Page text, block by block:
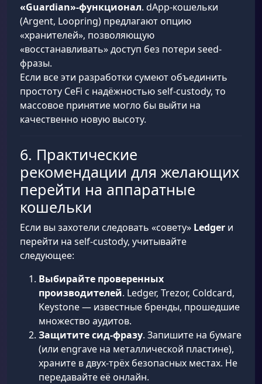
«Guardian»-функционал. dApp-кошельки
(Argent, Loopring) предлагают опцию
«хранителей», позволяющую
«восстанавливать» доступ без потери seed-
фразы.
Если все эти разработки сумеют объединить
простоту CeFi с надёжностью self-custody, то
массовое принятие могло бы выйти на
качественно новую высоту.
6. Практические
рекомендации для желающих
перейти на аппаратные
кошельки
Если вы захотели следовать «совету» Ledger и
перейти на self-custody, учитывайте
следующее:
Выбирайте проверенных
производителей. Ledger, Trezor, Coldcard,
Keystone — известные бренды, прошедшие
множество аудитов.
Защитите сид-фразу. Запишите на бумаге
(или engrave на металлической пластине),
храните в двух-трёх безопасных местах. Не
передавайте её онлайн.